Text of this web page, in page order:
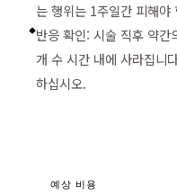
는 행위는 1주일간 피해야
◆반응 확인: 시술 직후 약간
개 수 시간 내에 사라집니
하십시오.
예상 비용